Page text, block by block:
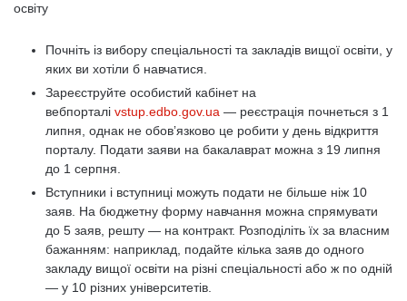
освіту
Почніть із вибору спеціальності та закладів вищої освіти, у
яких ви хотіли б навчатися.
Зареєструйте особистий кабінет на
вебпорталі vstup.edbo.gov.ua — реєстрація почнеться з 1
липня, однак не обовʼязково це робити у день відкриття
порталу. Подати заяви на бакалаврат можна з 19 липня
до 1 серпня.
Вступники і вступниці можуть подати не більше ніж 10
заяв. На бюджетну форму навчання можна спрямувати
до 5 заяв, решту — на контракт. Розподіліть їх за власним
бажанням: наприклад, подайте кілька заяв до одного
закладу вищої освіти на різні спеціальності або ж по одній
— у 10 різних університетів.